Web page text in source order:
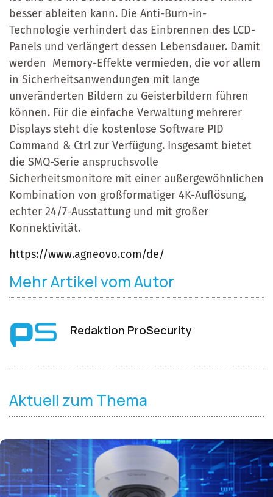
besser ableiten kann. Die Anti-Burn-in-
Technologie verhindert das Einbrennen des LCD-
Panels und verlängert dessen Lebensdauer. Damit
werden Memory-Effekte vermieden, die vor allem
in Sicherheitsanwendungen mit lange
unveränderten Bildern zu Geisterbildern führen
können. Für die einfache Verwaltung mehrerer
Displays steht die kostenlose Software PID
Command & Ctrl zur Verfügung. Insgesamt bietet
die SMQ-Serie anspruchsvolle
Sicherheitsmonitore mit einer außergewöhnlichen
Kombination von großformatiger 4K-Auflösung,
echter 24/7-Ausstattung und mit großer
Konnektivität.
https://www.agneovo.com/de/
Mehr Artikel vom Autor
Redaktion ProSecurity
Aktuell zum Thema